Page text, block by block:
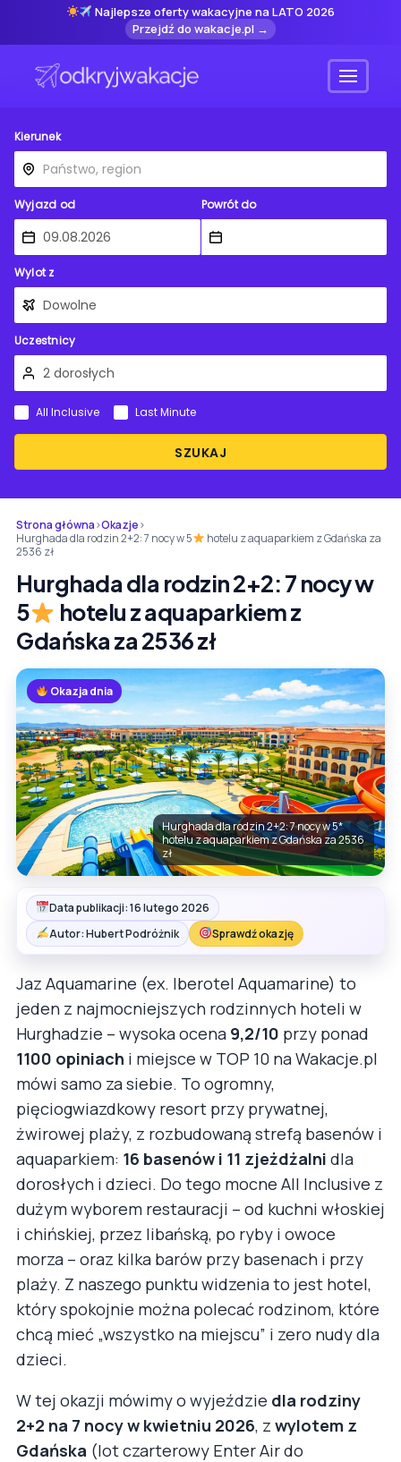
Najlepsze oferty wakacyjne na LATO 2026
Przejdź do wakacje.pl →
Menu
Kierunek
Wyjazd od Powrót do
Wylot z
Uczestnicy
SZUKAJ
All Inclusive Last Minute
Strona główna›Okazje›
Hurghada dla rodzin 2+2: 7 nocy w 5
hotelu z aquaparkiem z Gdańska za
2536 zł
Hurghada dla rodzin 2+2: 7 nocy w
5
hotelu z aquaparkiem z
Gdańska za 2536 zł
Okazja dnia
Hurghada dla rodzin 2+2: 7 nocy w 5*
hotelu z aquaparkiem z Gdańska za 2536
zł
Data publikacji: 16 lutego 2026
Autor: Hubert Podróżnik
Sprawdź okazję
Jaz Aquamarine (ex. Iberotel Aquamarine) to
jeden z najmocniejszych rodzinnych hoteli w
Hurghadzie – wysoka ocena 9,2/10 przy ponad
1100 opiniach i miejsce w TOP 10 na Wakacje.pl
mówi samo za siebie. To ogromny,
pięciogwiazdkowy resort przy prywatnej,
żwirowej plaży, z rozbudowaną strefą basenów i
aquaparkiem: 16 basenów i 11 zjeżdżalni dla
dorosłych i dzieci. Do tego mocne All Inclusive z
dużym wyborem restauracji – od kuchni włoskiej
i chińskiej, przez libańską, po ryby i owoce
morza – oraz kilka barów przy basenach i przy
plaży. Z naszego punktu widzenia to jest hotel,
który spokojnie można polecać rodzinom, które
chcą mieć „wszystko na miejscu” i zero nudy dla
dzieci.
W tej okazji mówimy o wyjeździe dla rodziny
2+2 na 7 nocy w kwietniu 2026, z wylotem z
Gdańska (lot czarterowy Enter Air do